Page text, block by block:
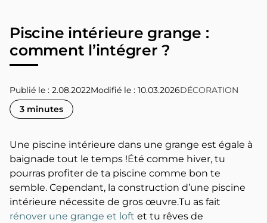
Piscine intérieure grange :
comment l’intégrer ?
Publié le : 2.08.2022 10.03.2026DÉCORATION
3 minutes
Une piscine intérieure dans une grange est égale à
baignade tout le temps !Été comme hiver, tu
pourras profiter de ta piscine comme bon te
semble. Cependant, la construction d’une piscine
intérieure nécessite de gros œuvre.Tu as fait
rénover une grange et loftet tu rêves de